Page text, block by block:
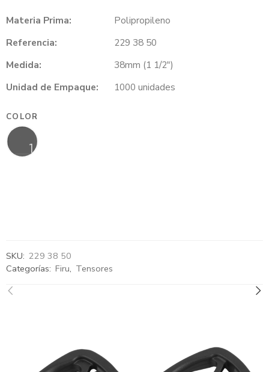
Materia Prima:
Polipropileno
Referencia:
229 38 50
Medida:
38mm (1 1/2″)
Unidad de Empaque:
1000 unidades
COLOR
SKU: 229 38 50
Categorías: Firu, Tensores